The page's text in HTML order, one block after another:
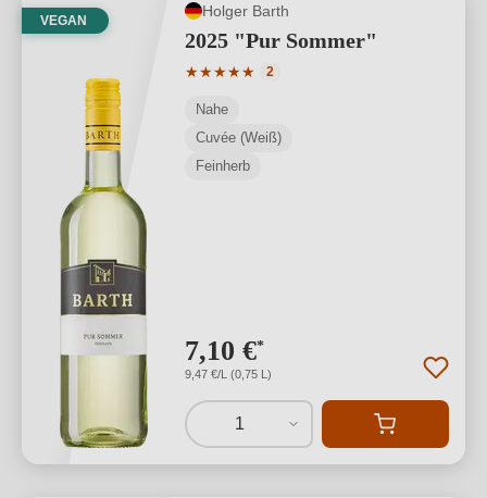
VEGAN
Holger Barth
2025 "Pur Sommer"
★★★★★
Durchschnittliche Bewertung von 5
2
Nahe
Cuvée (Weiß)
Feinherb
7,10 €*
9,47 €/L (0,75 L)
1